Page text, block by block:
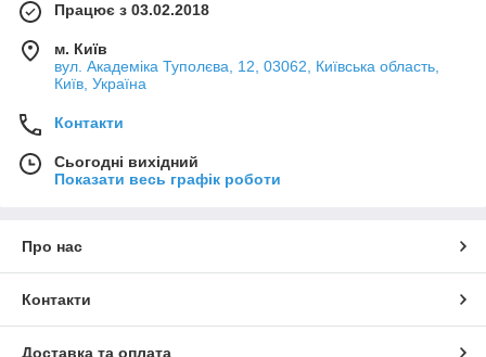
Працює з 03.02.2018
м. Київ
вул. Академіка Туполєва, 12, 03062, Київська область,
Київ, Україна
Контакти
Сьогодні вихідний
Показати весь графік роботи
Про нас
Контакти
Доставка та оплата